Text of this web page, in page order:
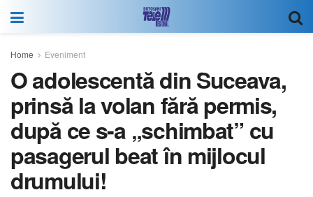
Home Eveniment
O adolescentă din Suceava,
prinsă la volan fără permis,
după ce s-a „schimbat” cu
pasagerul beat în mijlocul
drumului!